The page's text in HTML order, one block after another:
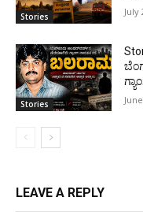
Stories July
Stories
LEAVE A REPLY